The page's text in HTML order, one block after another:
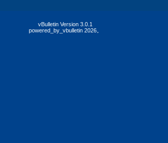
vBulletin Version 3.0.1
powered_by_vbulletin 2026。